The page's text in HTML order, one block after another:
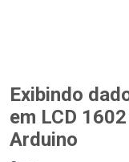
Exibindo
em LCD
Arduino